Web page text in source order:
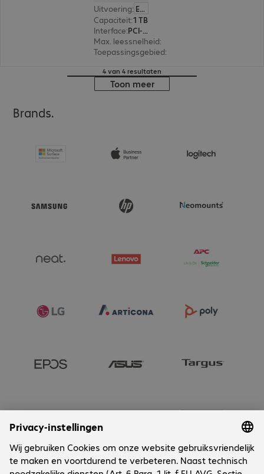
Uitvoering: Europa
Capaciteit:1 TB
Interface:
PCI-Express (x4) M.2 2280
Max. leessnelheid:
Toepassingsgebied:
4 van 4 resultaten
Toon meer
Brands.